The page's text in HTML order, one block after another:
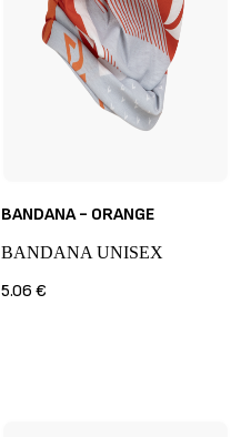
BANDANA - ORANGE
BANDANA UNISEX
5.06 €